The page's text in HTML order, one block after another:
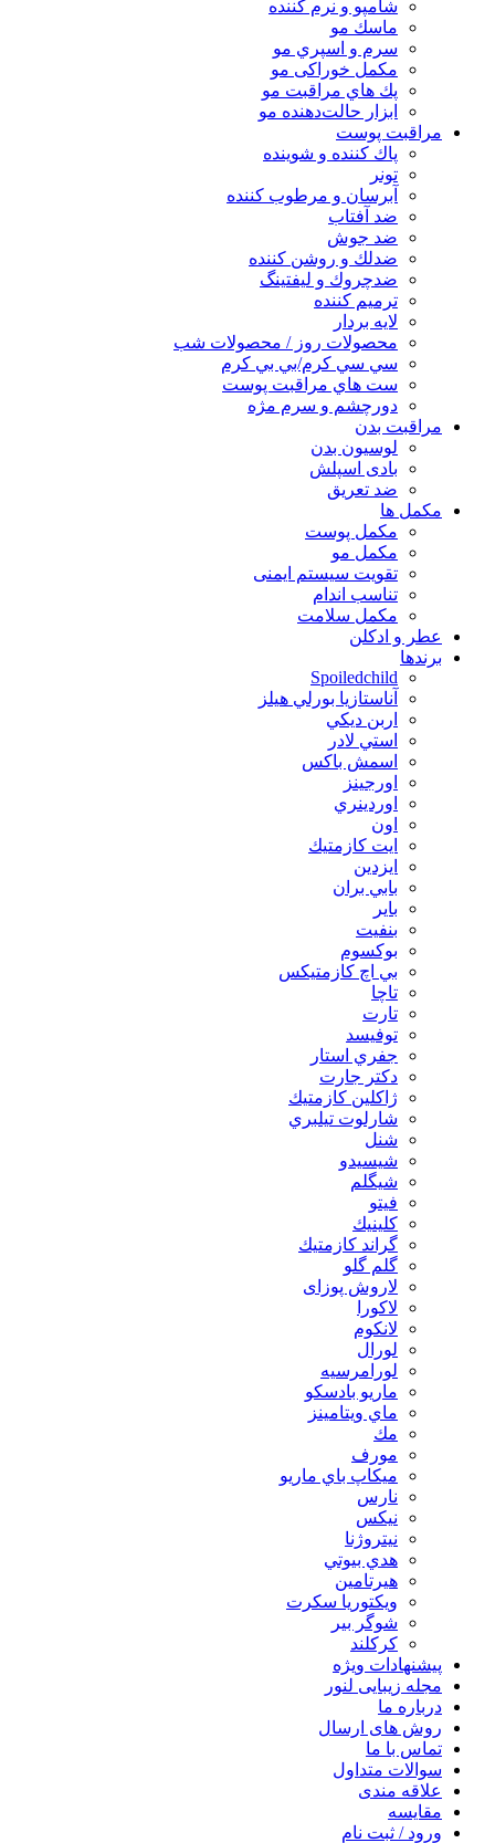
شامپو و نرم كننده
ماسك مو
سرم و اسپري مو
مكمل خوراكی مو
پك هاي مراقبت مو
ابزار حالت‌دهنده مو
مراقبت پوست
پاك كننده و شوينده
تونر
آبرسان و مرطوب كننده
ضد آفتاب
ضد جوش
ضدلك و روشن كننده
ضدچروك و ليفتينگ
ترميم كننده
لايه بردار
محصولات روز / محصولات شب
سي سي كرم/بي بي كرم
ست هاي مراقبت پوست
دورچشم و سرم مژه
مراقبت بدن
لوسیون بدن
بادی اسپلش
ضد تعریق
مكمل ها
مکمل پوست
مکمل مو
تقویت سیستم ایمنی
تناسب اندام
مکمل سلامت
عطر و ادکلن
برندها
Spoiledchild
آناستازيا بورلي هيلز
اربن ديكي
استي لادر
اسمش باكس
اورجينز
اوردينري
اون
ايت كازمتيك
ايزدين
بابي بران
بایر
بنفيت
بوكسوم
بي اچ كازمتيكس
تاچا
تارت
توفيسد
جفري استار
دكتر جارت
ژاكلين كازمتيك
شارلوت تيلبري
شنل
شيسيدو
شیگلم
فيتو
كلينيك
گراند كازمتيك
گلم گلو
لاروش پوزای
لاكورا
لانكوم
لورال
لورامرسيه
ماريو بادسكو
ماي ويتامينز
مك
مورف
ميكاپ باي ماريو
نارس
نيكس
نیتروژنا
هدي بيوتي
هیرتامین
ویکتوریا سکرت
شوگر بير
کرکلند
پیشنهادات ویژه
مجله زیبایی لنور
درباره ما
روش های ارسال
تماس با ما
سوالات متداول
علاقه مندی
مقایسه
ورود / ثبت نام